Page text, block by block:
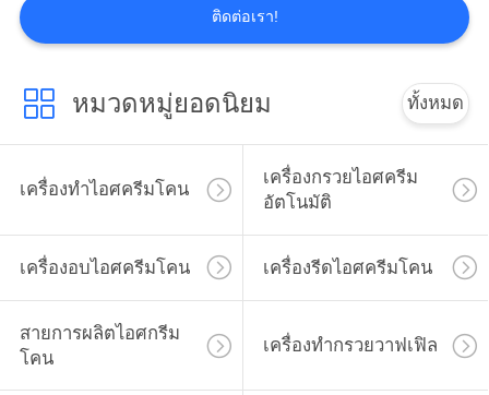
เครื่องรีดกรวยน้ำตาล
เครื่องทำกรวย
เวเฟอร์
ติดต่อเรา!
หมวดหมู่ยอดนิยม ทั้งหมด
เครื่องทำไอศครีมโคน
เครื่องกรวยไอศครีม
อัตโนมัติ
เครื่องอบไอศครีมโคน เครื่องรีดไอศครีมโคน
สายการผลิตไอศกรีม
โคน
เครื่องทำกรวยวาฟเฟิล